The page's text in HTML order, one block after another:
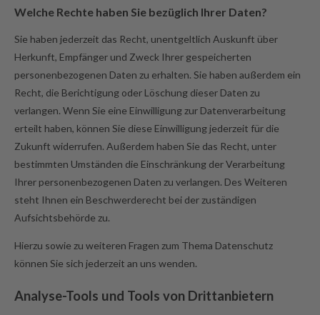
Welche Rechte haben Sie bezüglich Ihrer Daten?
Sie haben jederzeit das Recht, unentgeltlich Auskunft über
Herkunft, Empfänger und Zweck Ihrer gespeicherten
personenbezogenen Daten zu erhalten. Sie haben außerdem ein
Recht, die Berichtigung oder Löschung dieser Daten zu
verlangen. Wenn Sie eine Einwilligung zur Datenverarbeitung
erteilt haben, können Sie diese Einwilligung jederzeit für die
Zukunft widerrufen. Außerdem haben Sie das Recht, unter
bestimmten Umständen die Einschränkung der Verarbeitung
Ihrer personenbezogenen Daten zu verlangen. Des Weiteren
steht Ihnen ein Beschwerderecht bei der zuständigen
Aufsichtsbehörde zu.
Hierzu sowie zu weiteren Fragen zum Thema Datenschutz
können Sie sich jederzeit an uns wenden.
Analyse-Tools und Tools von Dritt­anbietern